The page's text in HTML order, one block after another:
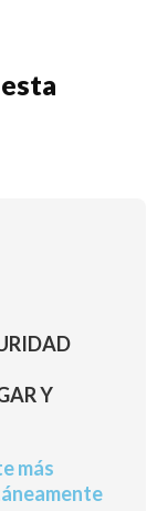
Y
más